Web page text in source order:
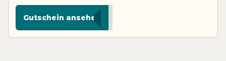
Gutschein ansehen